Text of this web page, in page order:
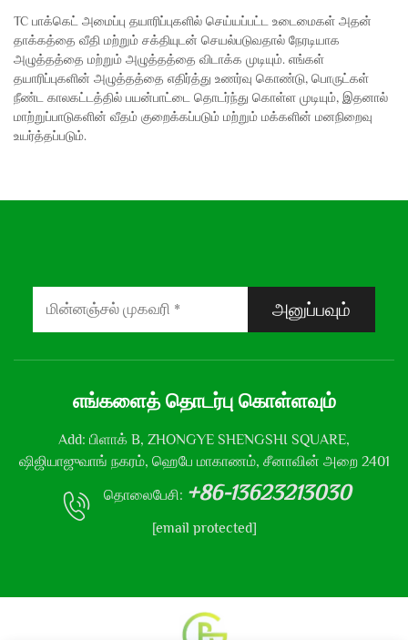
TC பாக்கெட் அமைப்பு தயாரிப்புகளில் செய்யப்பட்ட உடைமைகள் அதன்
தாக்கத்தை வீதி மற்றும் சக்தியுடன் செயல்படுவதால் நேரடியாக
அழுத்தத்தை மற்றும் அழுத்தத்தை விடாக்க முடியும். எங்கள்
தயாரிப்புகளின் அழுத்தத்தை எதிர்த்து உணர்வு கொண்டு, பொருட்கள்
நீண்ட காலகட்டத்தில் பயன்பாட்டை தொடர்ந்து கொள்ள முடியும், இதனால்
மாற்றுப்பாடுகளின் வீதம் குறைக்கப்படும் மற்றும் மக்களின் மனநிறைவு
உயர்த்தப்படும்.
அனுப்பவும்
எங்களைத் தொடர்பு கொள்ளவும்
Add: பிளாக் B, ZHONGYE SHENGSHI SQUARE,
ஷிஜியாஜுவாங் நகரம், ஹெபே மாகாணம், சீனாவின் அறை 2401
தொலைபேசி: +86-13623213030
[email protected]